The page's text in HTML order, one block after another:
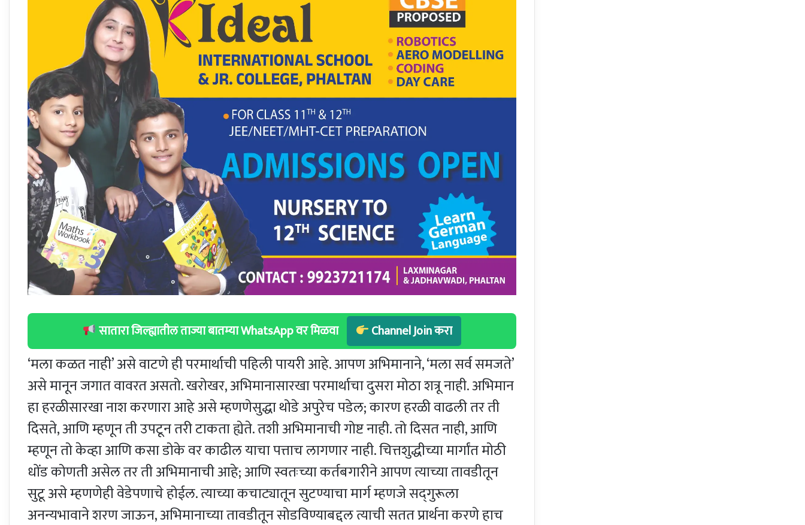
सातारा जिल्ह्यातील ताज्या बातम्या WhatsApp वर मिळवा Channel Join करा
‘मला कळत नाही’ असे वाटणे ही परमार्थाची पहिली पायरी आहे. आपण अभिमानाने, ‘मला सर्व समजते’
असे मानून जगात वावरत असतो. खरोखर, अभिमानासारखा परमार्थाचा दुसरा मोठा शत्रू नाही. अभिमान
हा हरळीसारखा नाश करणारा आहे असे म्हणणेसुद्धा थोडे अपुरेच पडेल; कारण हरळी वाढली तर ती
दिसते, आणि म्हणून ती उपटून तरी टाकता ह्येते. तशी अभिमानाची गोष्ट नाही. तो दिसत नाही, आणि
म्हणून तो केव्हा आणि कसा डोके वर काढील याचा पत्ताच लागणार नाही. चित्तशुद्धीच्या मार्गांत मोठी
धोंड कोणती असेल तर ती अभिमानाची आहे; आणि स्वतःच्या कर्तबगारीने आपण त्याच्या तावडीतून
सुटू असे म्हणणेही वेडेपणाचे होईल. त्याच्या कचाट्यातून सुटण्याचा मार्ग म्हणजे सद्‍गुरूला
अनन्यभावाने शरण जाऊन, अभिमानाच्या तावडीतून सोडविण्याबद्दल त्याची सतत प्रार्थना करणे हाच